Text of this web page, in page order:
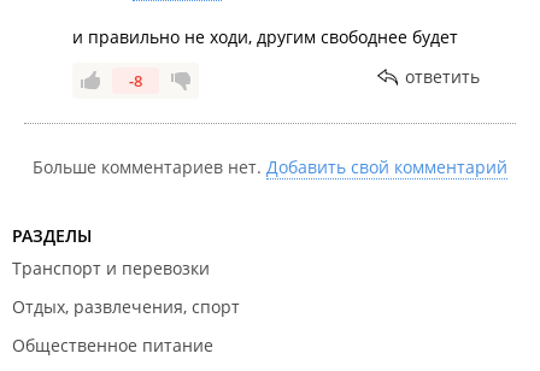
и правильно не ходи, другим свободнее будет
-8 ответить
Больше комментариев нет. Добавить свой комментарий
РАЗДЕЛЫ
Транспорт и перевозки
Отдых, развлечения, спорт
Общественное питание